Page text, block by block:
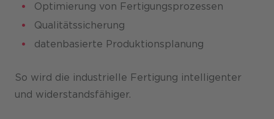
Optimierung von Fertigungsprozessen
Qualitätssicherung
datenbasierte Produktionsplanung
So wird die industrielle Fertigung intelligenter
und widerstandsfähiger.